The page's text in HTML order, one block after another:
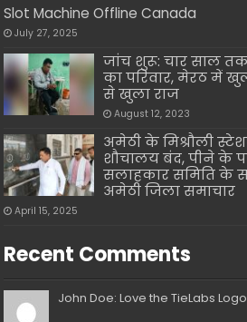
Slot Machine Offline Canada
July 27, 2025
जांच शुरू: चार साल
का परिवार, मेरठ में
से खुला राज
August 12, 2023
अमेठी के मिश्रौली
शौचालय बंद, पीने के
सलाहकार समिति के
अमेठी जिला समाचार
April 15, 2025
Recent Comments
John Doe: Love the TieLabs Logo